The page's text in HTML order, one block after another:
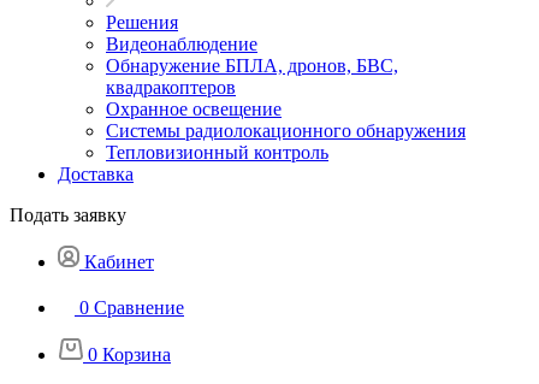
Решения
Видеонаблюдение
Обнаружение БПЛА, дронов, БВС,
квадракоптеров
Охранное освещение
Системы радиолокационного обнаружения
Тепловизионный контроль
Доставка
Подать заявку
Кабинет
0 Сравнение
0 Корзина